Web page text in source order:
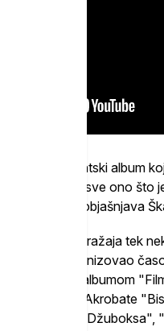
1979. debitantski album
pauer-popa i sve ono
objašnjava
došao je do izražaja tek
koji je organizovao
mesto sa albumom
ploče Šarla Akrobate
čitalaca